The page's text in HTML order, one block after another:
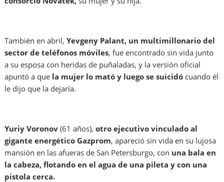
También en abril,Yevgeny Palant, un multimillonario del
sector de teléfonos móviles, fue encontrado sin vida junto
a su esposa con heridas de puñaladas, y la versión oficial
apuntó a que la mujer lo mató y luego se suicidó cuando él
le dijo que la dejaría.
Yuriy Voronov(61 años), otro ejecutivo vinculado al
gigante energético Gazprom, apareció sin vida en su lujosa
mansión en las afueras de San Petersburgo, con una bala en
la cabeza, flotando en el agua de una pileta y con una
pistola cerca.